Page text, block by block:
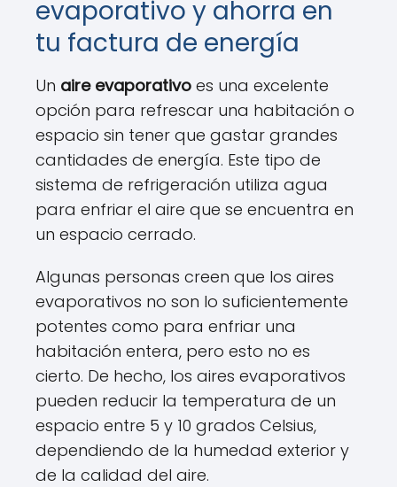
evaporativo y ahorra en
tu factura de energía
Un aire evaporativo es una excelente
opción para refrescar una habitación o
espacio sin tener que gastar grandes
cantidades de energía. Este tipo de
sistema de refrigeración utiliza agua
para enfriar el aire que se encuentra en
un espacio cerrado.
Algunas personas creen que los aires
evaporativos no son lo suficientemente
potentes como para enfriar una
habitación entera, pero esto no es
cierto. De hecho, los aires evaporativos
pueden reducir la temperatura de un
espacio entre 5 y 10 grados Celsius,
dependiendo de la humedad exterior y
de la calidad del aire.